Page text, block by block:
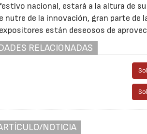
nacional, estará a la altura de
nutre de la innovación, gran parte de
están deseosos de
RELACIONADAS
NOTICIA